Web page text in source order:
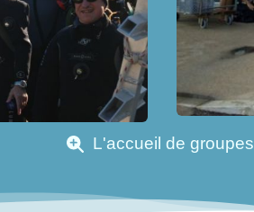
L'accueil de groupes